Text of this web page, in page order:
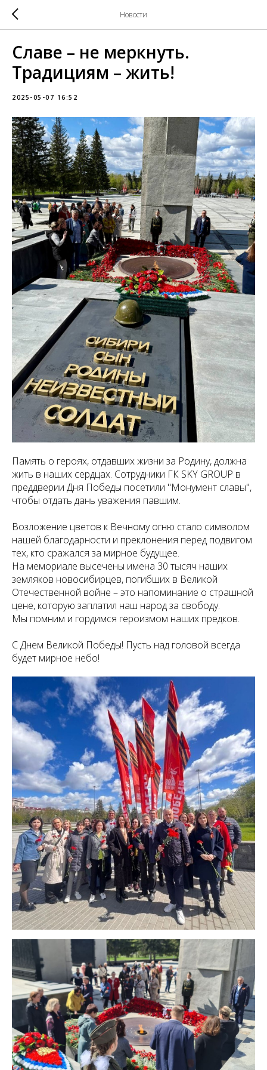
Новости
Славе – не меркнуть.
Традициям – жить!
2025-05-07 16:52
Память о героях, отдавших жизни за Родину, должна
жить в наших сердцах. Сотрудники ГК SKY GROUP в
преддверии Дня Победы посетили "Монумент славы",
чтобы отдать дань уважения павшим.
Возложение цветов к Вечному огню стало символом
нашей благодарности и преклонения перед подвигом
тех, кто сражался за мирное будущее.
На мемориале высечены имена 30 тысяч наших
земляков новосибирцев, погибших в Великой
Отечественной войне – это напоминание о страшной
цене, которую заплатил наш народ за свободу.
Мы помним и гордимся героизмом наших предков.
С Днем Великой Победы! Пусть над головой всегда
будет мирное небо!